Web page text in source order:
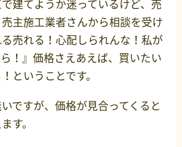
建てようか迷っているけど、売
主施工業者さんから相談を受け
売れる！心配しられんな！私が
！』価格さえあえば、買いたい
ということです。
ですが、価格が見合ってくると
す。